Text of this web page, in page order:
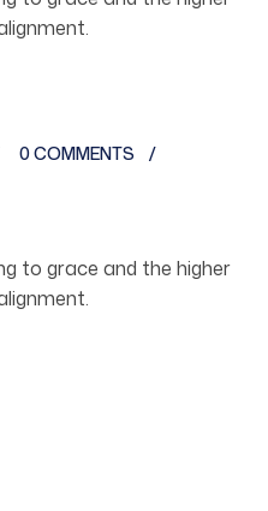
0 COMMENTS
to grace and the higher